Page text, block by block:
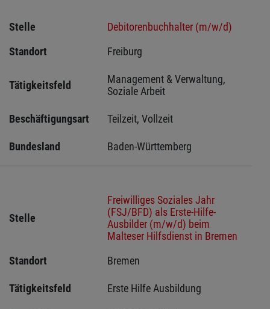
Stelle
Debitorenbuchhalter (m/w/d)
Standort
Freiburg
Tätigkeitsfeld
Management & Verwaltung,
Soziale Arbeit
Beschäftigungsart Teilzeit, Vollzeit
Bundesland Baden-Württemberg
Stelle
Freiwilliges Soziales Jahr
(FSJ/BFD) als Erste-Hilfe-
Ausbilder (m/w/d) beim
Malteser Hilfsdienst in Bremen
Standort
Bremen
Tätigkeitsfeld Erste Hilfe Ausbildung